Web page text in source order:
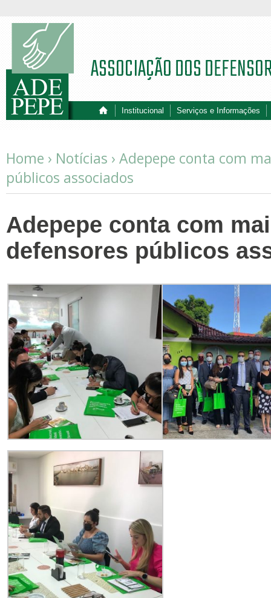
Institucional Serviços e Informações
ASSOCIAÇÃO DOS
Home › Notícias › Adepepe conta com
públicos associados
Adepepe conta com
defensores públicos